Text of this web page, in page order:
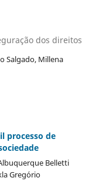
dos direitos
Salgado, Millena
processo de
Belletti
Gregório